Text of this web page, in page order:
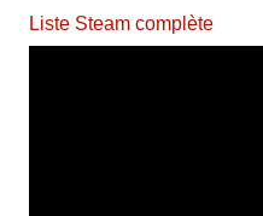
Liste Steam complète